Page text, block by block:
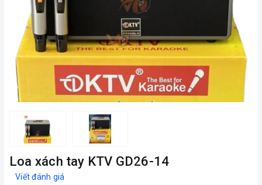
Loa xách tay KTV GD26-14
Viết đánh giá